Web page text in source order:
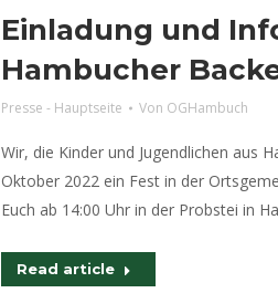
Einladung und
Hambucher
Presse - Hauptseite Von OGHambuch
Wir, die Kinder und Jugendlichen aus
Oktober 2022 ein Fest in der
Euch ab 14:00 Uhr in der Probstei in
Read article